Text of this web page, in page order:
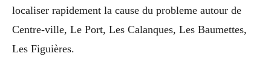
localiser rapidement la cause du probleme autour de
Centre-ville, Le Port, Les Calanques, Les Baumettes,
Les Figuières.